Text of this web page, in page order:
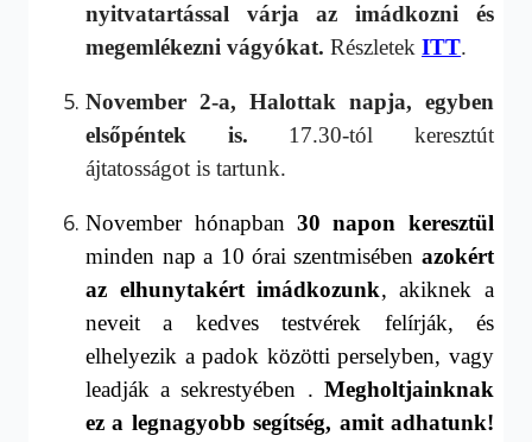
nyitvatartással várja az imádkozni és
megemlékezni vágyókat. RészletekITT.
November 2-a, Halottak napja, egyben
elsőpéntek is. 17.30-tól keresztút
ájtatosságot is tartunk.
November hónapban 30 napon keresztül
minden nap a 10 órai szentmisében azokért
az elhunytakért imádkozunk, akiknek a
neveit a kedves testvérek felírják, és
elhelyezik a padok közötti perselyben, vagy
leadják a sekrestyében . Megholtjainknak
ez a legnagyobb segítség, amit adhatunk!